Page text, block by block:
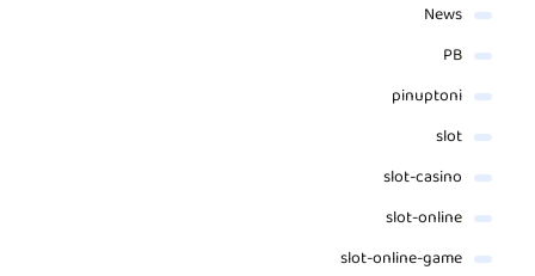
News
PB
pinuptoni
slot
slot-casino
slot-online
slot-online-game